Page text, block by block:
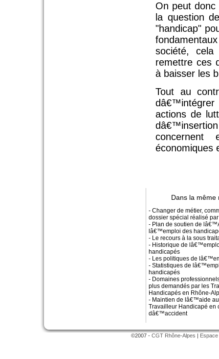
On peut
la question
"handicap"
société,
remettre ces
à baisser les
Tout au
dâ€™intégrer
actions de
économiques
Dans la même
- Changer de métier,
dossier spécial réalisé
- Plan de soutien de
lâ€™emploi des
- Le recours à la sous
- Historique de
handicapés
- Les politiques de
- Statistiques de
handicapés
- Domaines
plus demandés par les
Handicapés en Rhône-
- Maintien de lâ€™aide
Travailleur Handicapé en
dâ€™accident
©2007 - CGT Rhône-Alpes |